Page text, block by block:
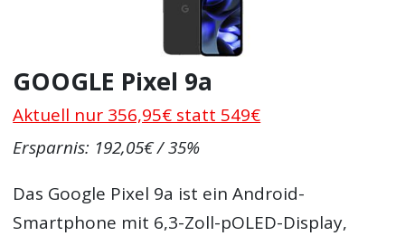
GOOGLE Pixel 9a
Aktuell nur 356,95€ statt 549€
Ersparnis: 192,05€ / 35%
Das Google Pixel 9a ist ein Android-
Smartphone mit 6,3-Zoll-pOLED-Display,